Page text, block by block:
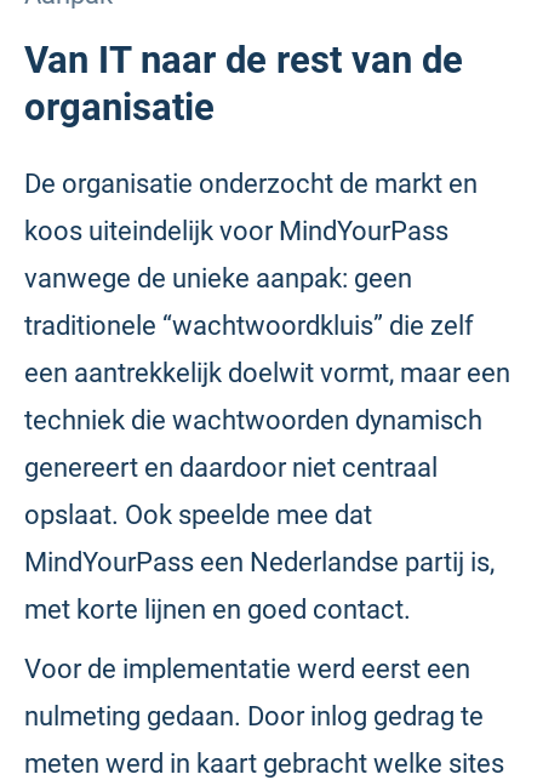
Van IT naar de rest van de
organisatie
De organisatie onderzocht de markt en
koos uiteindelijk voor MindYourPass
vanwege de unieke aanpak: geen
traditionele “wachtwoordkluis” die zelf
een aantrekkelijk doelwit vormt, maar een
techniek die wachtwoorden dynamisch
genereert en daardoor niet centraal
opslaat. Ook speelde mee dat
MindYourPass een Nederlandse partij is,
met korte lijnen en goed contact.
Voor de implementatie werd eerst een
nulmeting gedaan. Door inlog gedrag te
meten werd in kaart gebracht welke sites